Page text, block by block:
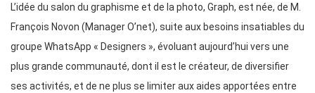
L’idée du salon du graphisme et de la photo, Graph, est née, de M.
François Novon (Manager O’net), suite aux besoins insatiables du
groupe WhatsApp « Designers », évoluant aujourd’hui vers une
plus grande communauté, dont il est le créateur, de diversifier
ses activités, et de ne plus se limiter aux aides apportées entre